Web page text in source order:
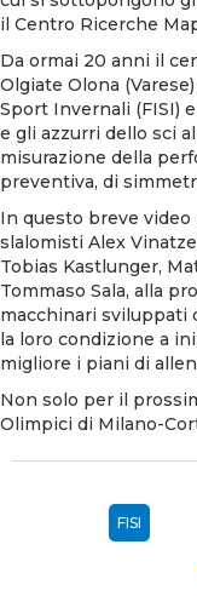
il Centro Ricerche
Da ormai 20 anni il
Olgiate Olona
Sport Invernali (FISI)
e gli azzurri dello sci
misurazione della
preventiva, di
In questo breve
slalomisti Alex
Tobias Kastlunger,
Tommaso Sala, alla
macchinari sviluppati
la loro condizione a
migliore i piani di
Non solo per il
Olimpici di Milano-
FISI